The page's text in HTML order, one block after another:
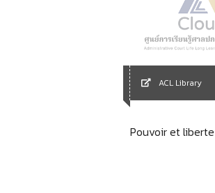
ACL Library
Pouvoir et liberte